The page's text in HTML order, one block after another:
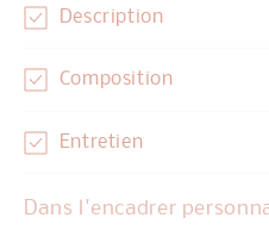
de
&quot;
Ma
tenue
de
Ma
Description
Composition
Entretien
Dans l'encadrer